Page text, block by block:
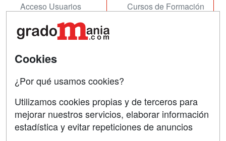
Acceso Usuarios
Acceso Centros
Cursos de Formación
Contactar
Copyleft
Cookies
¿Por qué usamos cookies?
Utilizamos cookies propias y de terceros para
mejorar nuestros servicios, elaborar información
estadística y evitar repeticiones de anuncios